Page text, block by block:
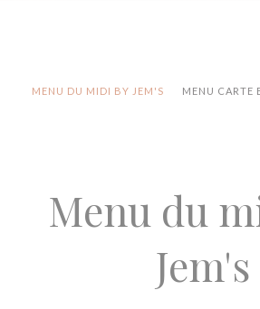
MENU DU MIDI BY JEM'S MENU CARTE
Menu du
Jem's